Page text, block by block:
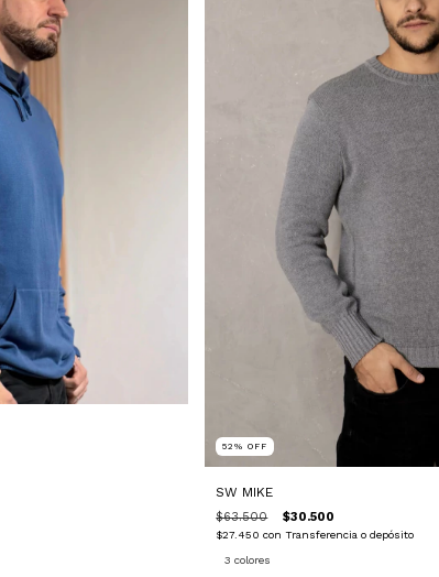
52%OFF
SW MIKE
$63.500 $30.500
$27.450con Transferencia o depósito
3 colores